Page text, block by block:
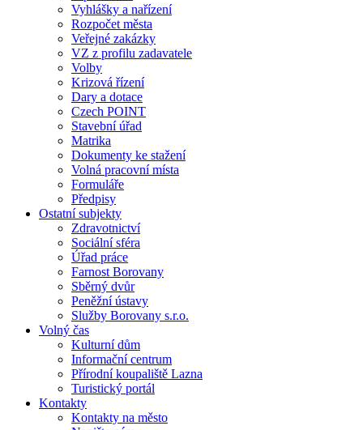
Vyhlášky a nařízení
Rozpočet města
Veřejné zakázky
VZ z profilu zadavatele
Volby
Krizová řízení
Dary a dotace
Czech POINT
Stavební úřad
Matrika
Dokumenty ke stažení
Volná pracovní místa
Formuláře
Předpisy
Ostatní subjekty
Zdravotnictví
Sociální sféra
Úřad práce
Farnost Borovany
Sběrný dvůr
Peněžní ústavy
Služby Borovany s.r.o.
Volný čas
Kulturní dům
Informační centrum
Přírodní koupaliště Lazna
Turistický portál
Kontakty
Kontakty na město